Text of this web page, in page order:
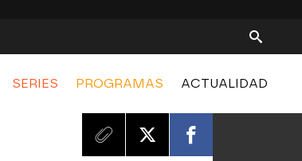
SERIES PROGRAMAS ACTUALIDAD